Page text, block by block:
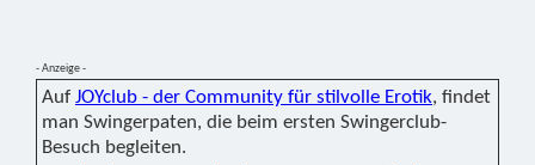
- Anzeige -
Auf JOYclub - der Community für stilvolle Erotik, findet
man Swingerpaten, die beim ersten Swingerclub-
Besuch begleiten.